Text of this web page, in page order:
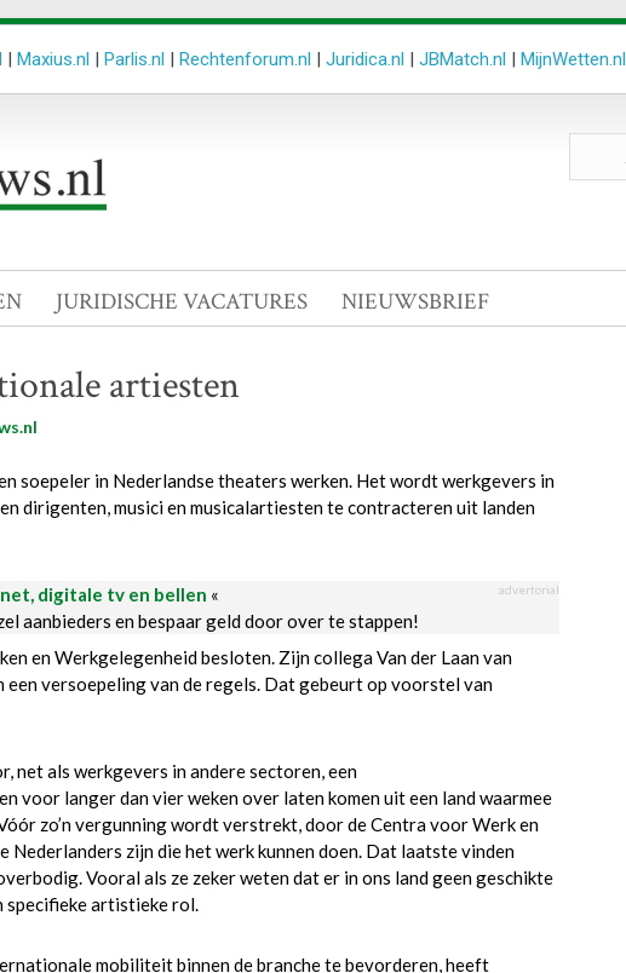
| Maxius.nl | Parlis.nl | Rechtenforum.nl | Juridica.nl | JBMatch.nl | MijnWetten.nl
JURIDISCHE VACATURES NIEUWSBRIEF
artiesten
soepeler in Nederlandse theaters werken. Het wordt werkgevers in
dirigenten, musici en musicalartiesten te contracteren uit landen
digitale tv en bellen « advertorial
aanbieders en bespaar geld door over te stappen!
en Werkgelegenheid besloten. Zijn collega Van der Laan van
versoepeling van de regels. Dat gebeurt op voorstel van
net als werkgevers in andere sectoren, een
voor langer dan vier weken over laten komen uit een land waarmee
zo’n vergunning wordt verstrekt, door de Centra voor Werk en
zijn die het werk kunnen doen. Dat laatste vinden
Vooral als ze zeker weten dat er in ons land geen geschikte
specifieke artistieke rol.
mobiliteit binnen de branche te bevorderen, heeft